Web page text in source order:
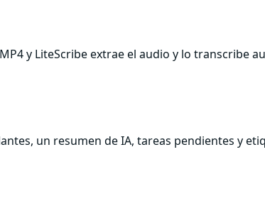
y LiteScribe extrae el audio y lo transcribe
un resumen de IA, tareas pendientes y